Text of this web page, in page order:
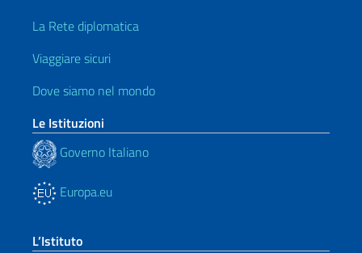
La Rete diplomatica
Viaggiare sicuri
Dove siamo nel mondo
Le Istituzioni
Governo Italiano
Europa.eu
L’Istituto